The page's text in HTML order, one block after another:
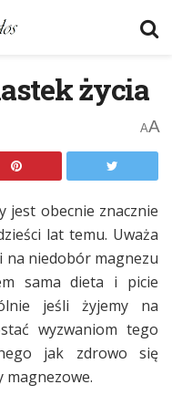
życia
AA
jest obecnie znacznie
lat temu. Uważa
na niedobór magnezu
sama dieta i picie
jeśli żyjemy na
wyzwaniom tego
jak zdrowo się